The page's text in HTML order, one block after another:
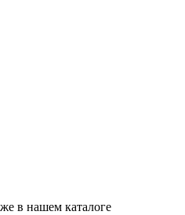
в нашем каталоге